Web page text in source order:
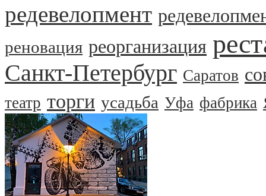
редевелопмент
реновация реорганизация
Санкт-Петербург Саратов
театр торги усадьба Уфа фабрика